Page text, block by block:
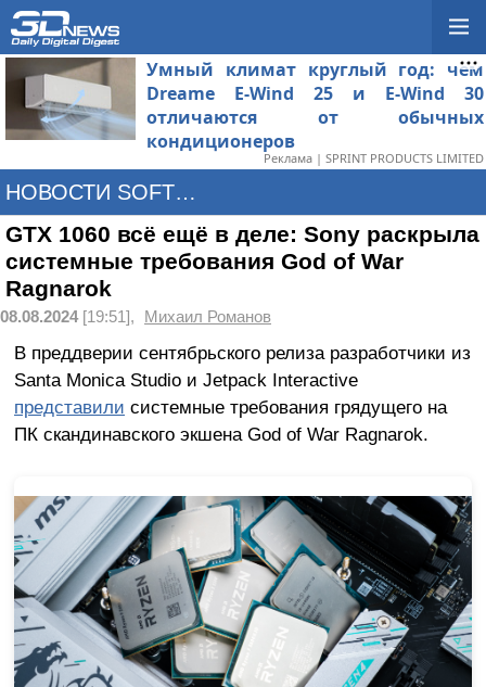
Умный климат круглый год: чем
Dreame E-Wind 25 и E-Wind 30
отличаются от обычных
кондиционеров
Реклама | SPRINT PRODUCTS LIMITED
НОВОСТИ SOFTWARE
GTX 1060 всё ещё в деле: Sony раскрыла
системные требования God of War
Ragnarok
08.08.2024[19:51], Михаил Романов
В преддверии сентябрьского релиза разработчики из
Santa Monica Studio и Jetpack Interactive
представили системные требования грядущего на
ПК скандинавского экшена God of War Ragnarok.